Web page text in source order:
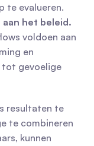
te evalueren.
aan het beleid.
voldoen aan
en
gevoelige
resultaten te
te combineren
kunnen